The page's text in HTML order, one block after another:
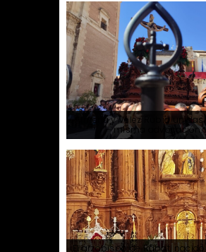
Almería y Vélez Rubio
misma advocación.
El arzobispo de Rabat, nacido